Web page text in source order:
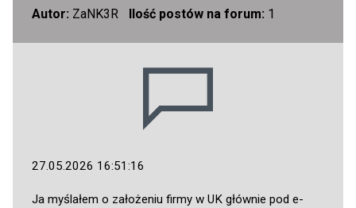
Autor: ZaNK3R Ilość postów na forum: 1
27.05.2026 16:51:16
Ja myślałem o założeniu firmy w UK głównie pod e-